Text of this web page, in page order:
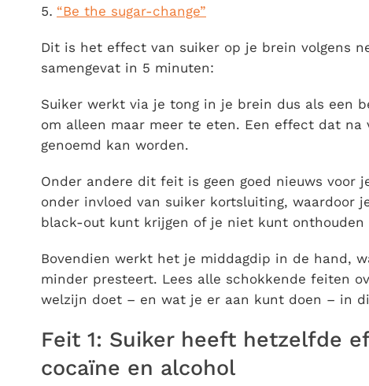
“Be the sugar-change”
Dit is het effect van suiker op je brein volgens
samengevat in 5 minuten:
Suiker werkt via je tong in je brein dus als een
om alleen maar meer te eten. Een effect dat na
genoemd kan worden.
Onder andere dit feit is geen goed nieuws voor
onder invloed van suiker kortsluiting, waardoor
black-out kunt krijgen of je niet kunt onthouden
Bovendien werkt het je middagdip in de hand,
minder presteert. Lees alle schokkende feiten
welzijn doet – en wat je er aan kunt doen – in
Feit 1: Suiker heeft hetzelfde
cocaïne en alcohol